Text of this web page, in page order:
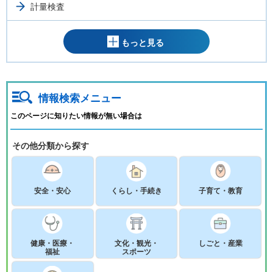
計量検査
もっと見る
情報検索メニュー
このページに知りたい情報が無い場合は
その他分類から探す
安全・安心 くらし・手続き 子育て・教育
健康・医療・
福祉
文化・観光・
スポーツ
しごと・産業